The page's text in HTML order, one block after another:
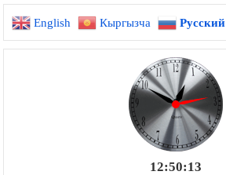
English Кыргызча Русский
12:50:14